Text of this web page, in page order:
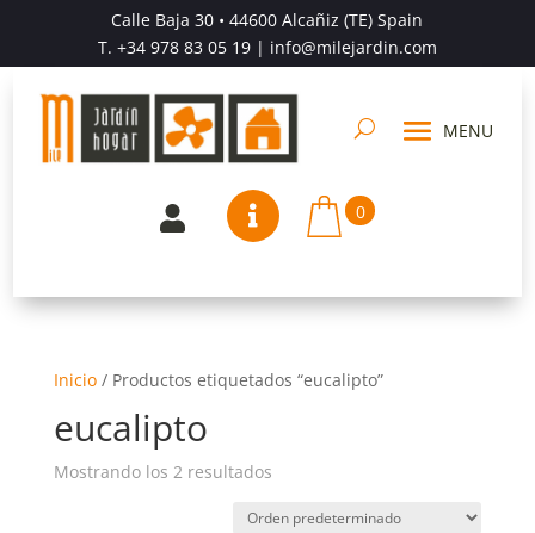
Calle Baja 30 • 44600 Alcañiz (TE) Spain
T. +34 978 83 05 19| info@milejardin.com
  0
Inicio/ Productos etiquetados “eucalipto”
eucalipto
Mostrando los 2 resultados